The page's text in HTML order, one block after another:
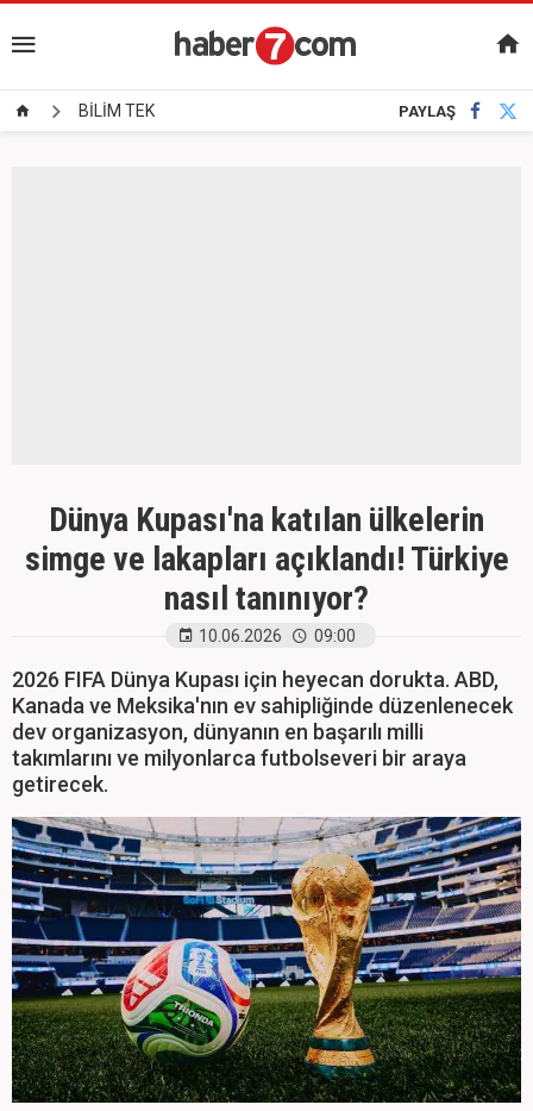
BİLİM TEK PAYLAŞ
Dünya Kupası'na katılan ülkelerin
simge ve lakapları açıklandı! Türkiye
nasıl tanınıyor?
10.06.2026 09:00
2026 FIFA Dünya Kupası için heyecan dorukta. ABD,
Kanada ve Meksika'nın ev sahipliğinde düzenlenecek
dev organizasyon, dünyanın en başarılı milli
takımlarını ve milyonlarca futbolseveri bir araya
getirecek.